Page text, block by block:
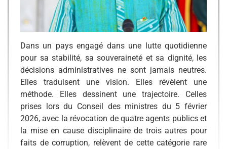
Dans un pays engagé dans une lutte quotidienne
pour sa stabilité, sa souveraineté et sa dignité, les
décisions administratives ne sont jamais neutres.
Elles traduisent une vision. Elles révèlent une
méthode. Elles dessinent une trajectoire. Celles
prises lors du Conseil des ministres du 5 février
2026, avec la révocation de quatre agents publics et
la mise en cause disciplinaire de trois autres pour
faits de corruption, relèvent de cette catégorie rare